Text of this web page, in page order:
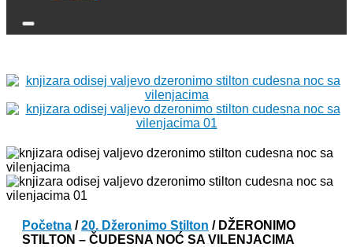
Početna /20. Džeronimo Stilton / DŽERONIMO
STILTON – ČUDESNA NOĆ SA VILENJACIMA